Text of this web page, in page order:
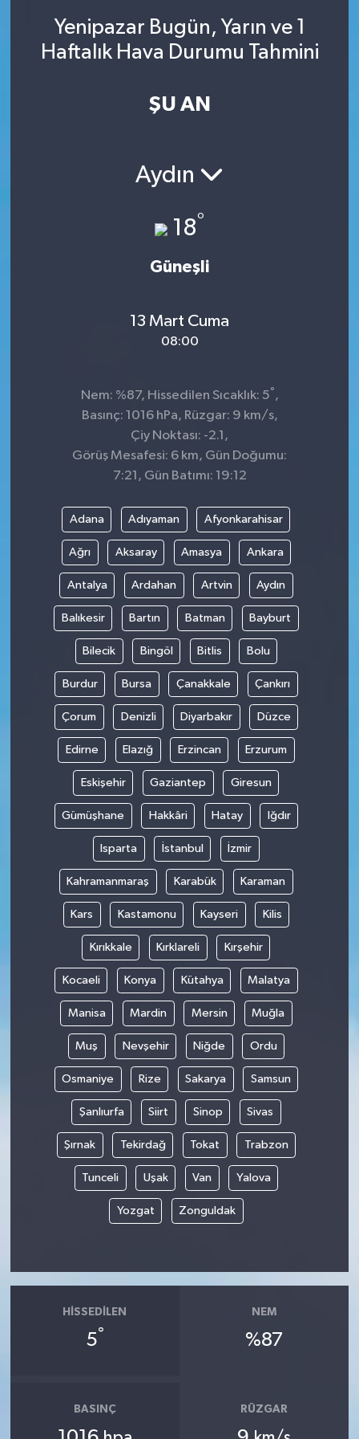
Yenipazar Bugün, Yarın ve 1
Haftalık Hava Durumu Tahmini
ŞU AN
Aydın
18°
Güneşli
13 Mart Cuma
08:00
Nem: %87, Hissedilen Sıcaklık: 5° ,
Basınç: 1016 hPa, Rüzgar: 9 km/s,
Çiy Noktası: -2.1,
Görüş Mesafesi: 6 km, Gün Doğumu:
7:21, Gün Batımı: 19:12
Adana Adıyaman Afyonkarahisar
Ağrı Aksaray Amasya Ankara
Antalya Ardahan Artvin Aydın
Balıkesir Bartın Batman Bayburt
Bilecik Bingöl Bitlis Bolu
Burdur Bursa Çanakkale Çankırı
Çorum Denizli Diyarbakır Düzce
Edirne Elazığ Erzincan Erzurum
Eskişehir Gaziantep Giresun
Gümüşhane Hakkâri Hatay Iğdır
Isparta İstanbul İzmir
Kahramanmaraş Karabük Karaman
Kars Kastamonu Kayseri Kilis
Kırıkkale Kırklareli Kırşehir
Kocaeli Konya Kütahya Malatya
Manisa Mardin Mersin Muğla
Muş Nevşehir Niğde Ordu
Osmaniye Rize Sakarya Samsun
Şanlıurfa Siirt Sinop Sivas
Şırnak Tekirdağ Tokat Trabzon
Tunceli Uşak Van Yalova
Yozgat Zonguldak
HISSEDILEN
5°
NEM
%87
BASINÇ RÜZGAR
SINAVLAR
AKADEMİK/BİLİM